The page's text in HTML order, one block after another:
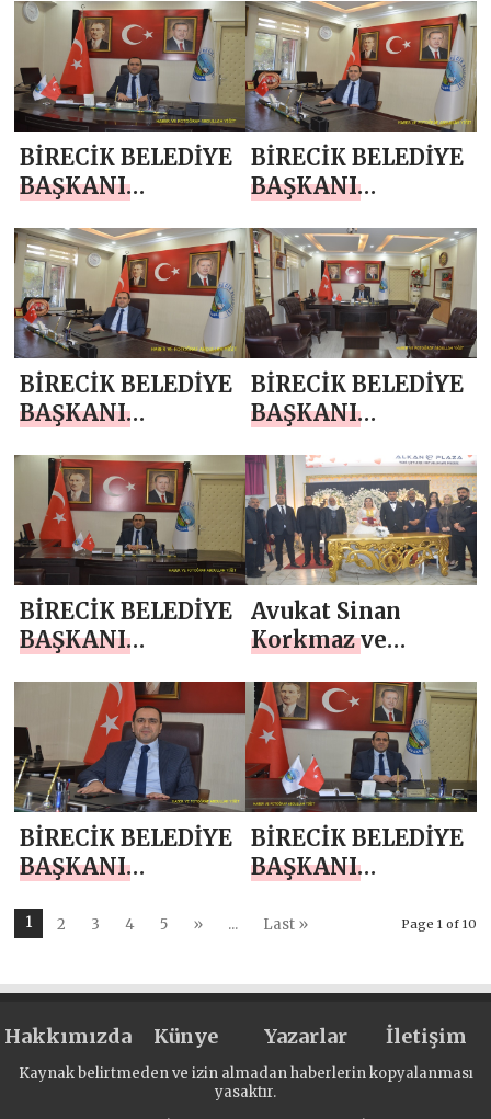
`TEN 1 MAYIS
EMEK VE
DAYANIŞMA
GÜNÜ KUTLAMA
MESAJI
`TEN 23 NİSAN
MESAJI
BİRECİK BELEDİYE
BAŞKANI
`TEN 11 NİSAN
MESAJI
BİRECİK BELEDİYE
BAŞKANI
`TEN 10 NİSAN
POLİS HAFTASI
MESAJI
BİRECİK BELEDİYE
BAŞKANI
`TEN RAMAZAN
BAYRAMI MESAJI
BİRECİK BELEDİYE
BAŞKANI
`TEN KADİR
GECESİ MESAJI
BİRECİK BELEDİYE
BAŞKANI
`TEN RAMAZAN
AYI MESAJI
Avukat Sinan
Korkmaz ve
Eryıkar Dünya
Evine Girdi
BİRECİK BELEDİYE
BAŞKANI
`TEN BERAT
BİRECİK BELEDİYE
BAŞKANI
`TEN MİRAÇ
Page 1 of 10
1 2 3 4 5 » ... Last »
Hakkımızda Künye Yazarlar İletişim
Kaynak belirtmeden ve izin almadan haberlerin kopyalanması
yasaktır.